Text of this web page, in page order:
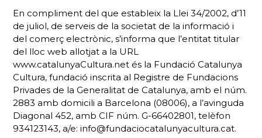
En compliment del que estableix la Llei 34/2002, d’11
de juliol, de serveis de la societat de la informació i
del comerç electrònic, s’informa que l’entitat titular
del lloc web allotjat a la URL
www.catalunyaCultura.net és la Fundació Catalunya
Cultura, fundació inscrita al Registre de Fundacions
Privades de la Generalitat de Catalunya, amb el núm.
2883 amb domicili a Barcelona (08006), a l’avinguda
Diagonal 452, amb CIF núm. G-66402801, telèfon
934123143, a/e: info@fundaciocatalunyacultura.cat.